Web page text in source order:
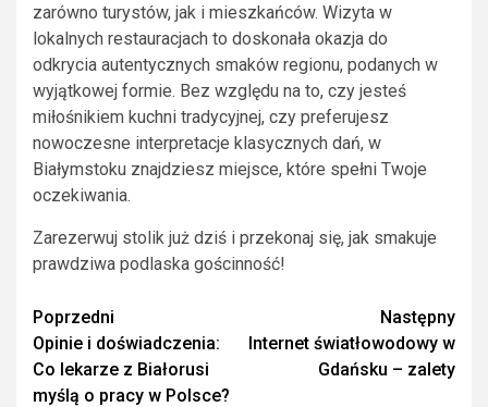
zarówno turystów, jak i mieszkańców. Wizyta w
lokalnych restauracjach to doskonała okazja do
odkrycia autentycznych smaków regionu, podanych w
wyjątkowej formie. Bez względu na to, czy jesteś
miłośnikiem kuchni tradycyjnej, czy preferujesz
nowoczesne interpretacje klasycznych dań, w
Białymstoku znajdziesz miejsce, które spełni Twoje
oczekiwania.
Zarezerwuj stolik już dziś i przekonaj się, jak smakuje
prawdziwa podlaska gościnność!
Zobacz
wpisy
Poprzedni
Opinie i doświadczenia:
Co lekarze z Białorusi
myślą o pracy w Polsce?
Następny
Internet światłowodowy w
Gdańsku – zalety